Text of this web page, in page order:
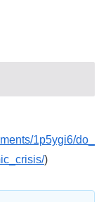
1p5ygi6/do_
)